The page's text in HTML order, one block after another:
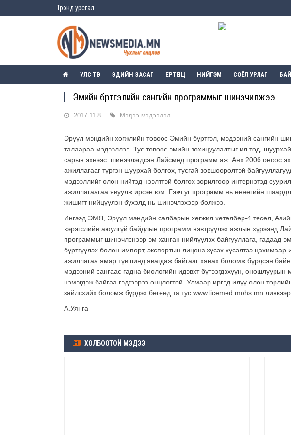
Трэнд урсгал
УЛС ТӨР ЭДИЙН ЗАСАГ ЕРТӨНЦ НИЙГЭМ СОЁЛ УРЛАГ
Эмийн бүртгэлийн сангийн программыг шинэчилжээ
2017-11-8 Мэдээ мэдээлэл
Эрүүл мэндийн хөгжлийн төвөөс Эмийн бүртгэл, мэдээний сангийн
талаараа мэдээллээ. Тус төвөөс эмийн зохицуулалтыг ил тод,
сарын эхнээс шинэчлэгдсэн Лайсмед программ аж. Анх 2006 оноос
ажиллагааг түргэн шуурхай болгох, тусгай зөвшөөрөлтэй
мэдээллийг олон нийтэд нээлттэй болгох зорилгоор интернэтэд
ажиллагаагаа явуулж ирсэн юм. Гэвч уг программ нь өнөөгийн
жишигт нийцүүлэн бүхэлд нь шинэчлэхээр болжээ.
Ингээд ЭМЯ, Эрүүл мэндийн салбарын хөгжил хөтөлбөр-4 төсөл,
хэрэгслийн аюулгүй байдлын программ нэвтрүүлэх ажлын хүрээнд
программыг шинэчлснээр эм ханган нийлүүлэх байгууллага, гадаад
бүртгүүлэх болон импорт, экспортын лиценз хүсэх хүсэлтээ цахимаар
ажиллагаа ямар түвшинд явагдаж байгааг хянах боломж бүрдсэн
мэдээний сангаас гадна биологийн идэвхт бүтээгдэхүүн, оношлуурын
нэмэгдэж байгаа гэдгээрээ онцлогтой. Улмаар иргэд илүү олон
зайлсхийх боломж бүрдэх бөгөөд та тус www.licemed.mohs.mn
А.Уянга
ХОЛБООТОЙ МЭДЭЭ